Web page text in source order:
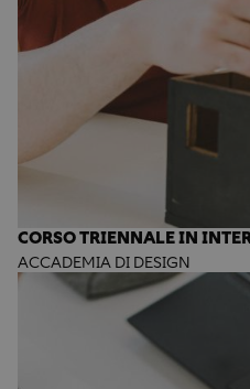
CORSO TRIENNALE IN
ACCADEMIA DI DESIGN